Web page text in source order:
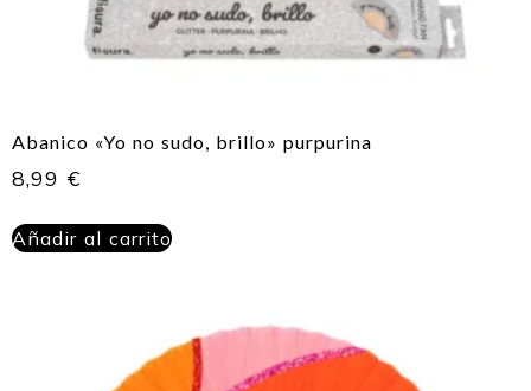
Abanico «Yo no sudo, brillo» purpurina
8,99 €
Añadir al carrito